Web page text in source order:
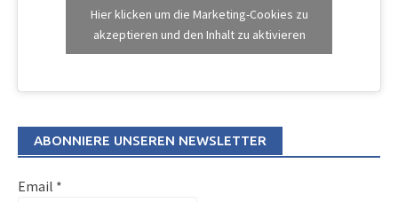
Hier klicken um die Marketing-Cookies zu
akzeptieren und den Inhalt zu aktivieren
ABONNIERE UNSEREN NEWSLETTER
Email *